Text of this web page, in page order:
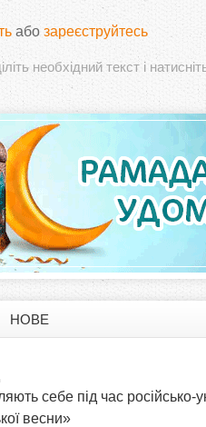
або зареєструйтесь
необхідний текст і
НОВЕ
себе під час російсько-
весни»